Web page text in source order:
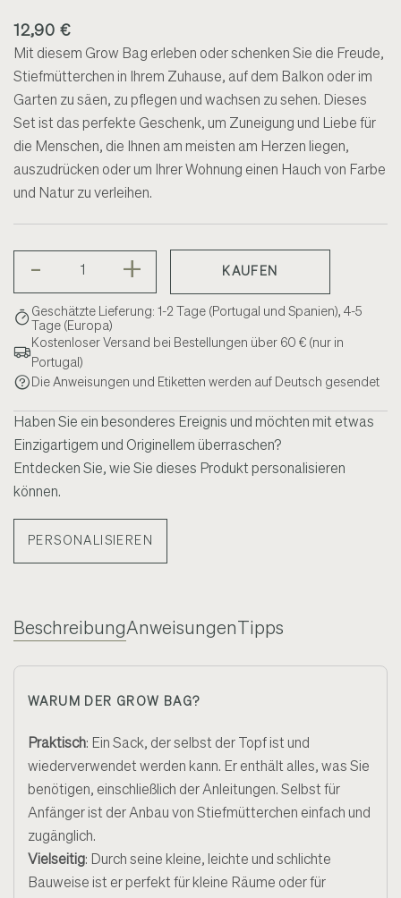
12,90 €
Mit diesem Grow Bag erleben oder schenken Sie die Freude,
Stiefmütterchen in Ihrem Zuhause, auf dem Balkon oder im
Garten zu säen, zu pflegen und wachsen zu sehen. Dieses
Set ist das perfekte Geschenk, um Zuneigung und Liebe für
die Menschen, die Ihnen am meisten am Herzen liegen,
auszudrücken oder um Ihrer Wohnung einen Hauch von Farbe
und Natur zu verleihen.
- + KAUFEN
Geschätzte Lieferung: 1-2 Tage (Portugal und Spanien), 4-5
Tage (Europa)
Kostenloser Versand bei Bestellungen über 60 € (nur in
Portugal)
Die Anweisungen und Etiketten werden auf Deutsch gesendet
Haben Sie ein besonderes Ereignis und möchten mit etwas
Einzigartigem und Originellem überraschen?
Entdecken Sie, wie Sie dieses Produkt personalisieren
können.
PERSONALISIEREN
BeschreibungAnweisungenTipps
WARUM DER GROW BAG?
Praktisch: Ein Sack, der selbst der Topf ist und
wiederverwendet werden kann. Er enthält alles, was Sie
benötigen, einschließlich der Anleitungen. Selbst für
Anfänger ist der Anbau von Stiefmütterchen einfach und
zugänglich.
Vielseitig: Durch seine kleine, leichte und schlichte
Bauweise ist er perfekt für kleine Räume oder für